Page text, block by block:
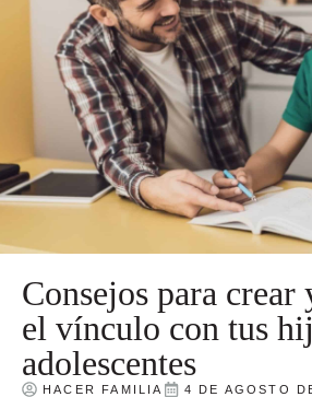
Consejos para
el vínculo con tus
adolescentes
HACER FAMILIA 4 DE AGOSTO